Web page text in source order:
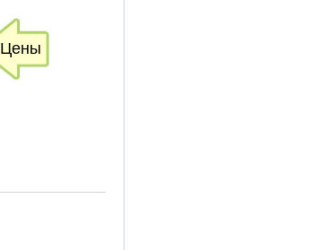
Цены